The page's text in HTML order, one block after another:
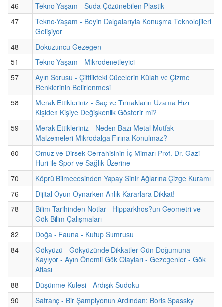
46
Tekno-Yaşam - Suda Çözünebilen Plastik
47
Tekno-Yaşam - Beyin Dalgalarıyla Konuşma Teknolojileri
Gelişiyor
48
Dokuzuncu Gezegen
51
Tekno-Yaşam - Mikrodenetleyici
57
Ayın Sorusu - Çiftlikteki Cücelerin Külah ve Çizme
Renklerinin Belirlenmesi
58
Merak Ettikleriniz - Saç ve Tırnakların Uzama Hızı
Kişiden Kişiye Değişkenlik Gösterir mi?
59
Merak Ettikleriniz - Neden Bazı Metal Mutfak
Malzemeleri Mikrodalga Fırına Konulmaz?
60
Omuz ve Dirsek Cerrahisinin İç Mimarı Prof. Dr. Gazi
Huri ile Spor ve Sağlık Üzerine
70
Köprü Bilmecesinden Yapay Sinir Ağlarına Çizge Kuramı
76
Dijital Oyun Oynarken Anlık Kararlara Dikkat!
78
Bilim Tarihinden Notlar - Hipparkhos?un Geometri ve
Gök Bilim Çalışmaları
82
Doğa - Fauna - Kutup Sumrusu
84
Gökyüzü - Gökyüzünde Dikkatler Gün Doğumuna
Kayıyor - Ayın Önemli Gök Olayları - Gezegenler - Gök
Atlası
88
Düşünme Kulesi - Ardışık Sudoku
90
Satranç - Bir Şampiyonun Ardından: Boris Spassky